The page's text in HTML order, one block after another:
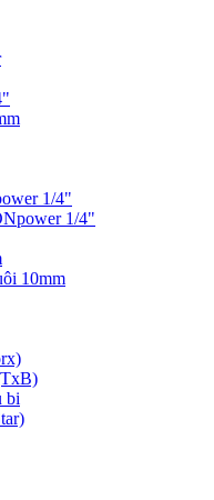
1/4"
1/4"
10mm
bi